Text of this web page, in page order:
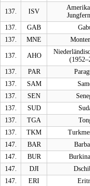
137. ISV
137. GAB
137.
MNE
137. AHO
137. PAR
137.
SAM
137.
SEN
137.
SUD
137.
TGA
137.
TKM
147.
BAR
147.
BUR
147.
DJI
147.
ERI